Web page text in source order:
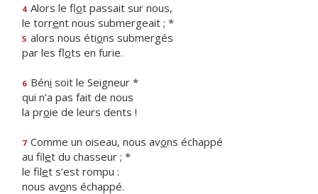
4 Alors le flot passait sur nous,
le torrent nous submergeait ; *
5 alors nous étions submergés
par les flots en furie.
6 Béni soit le Seigneur *
qui n’a pas fait de nous
la proie de leurs dents !
7 Comme un oiseau, nous avons échappé
au filet du chasseur ; *
le filet s’est rompu :
nous avons échappé.